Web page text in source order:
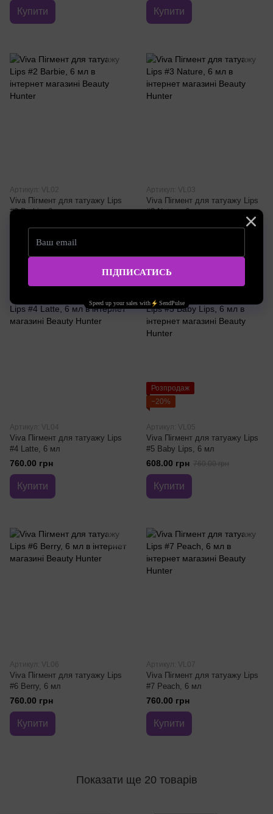
Купити Купити
Артикул: VL02
Viva Пігмент для татуажу Lips
#2 Barbie, 6 мл
760.00 грн
Купити
Артикул: VL03
Viva Пігмент для татуажу Lips
#3 Nature, 6 мл
760.00 грн
Артикул: VL04
Viva Пігмент для татуажу Lips
#4 Latte, 6 мл
760.00 грн
Купити
Розпродаж
−20%
Артикул: VL05
Viva Пігмент для татуажу Lips
#5 Baby Lips, 6 мл
608.00 грн 760.00 грн
Купити
Артикул: VL06
Viva Пігмент для татуажу Lips
#6 Berry, 6 мл
760.00 грн
Купити
Артикул: VL07
Viva Пігмент для татуажу Lips
#7 Peach, 6 мл
760.00 грн
Купити
Показати ще 20 товарів